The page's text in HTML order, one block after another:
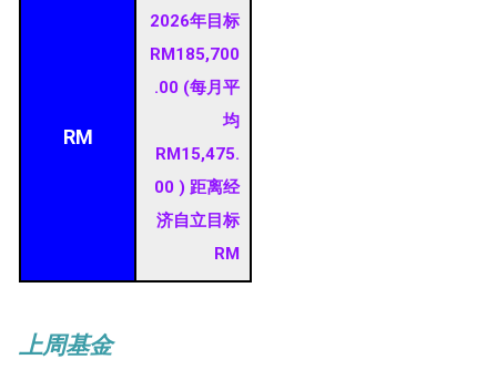
RM
2026年目标
RM185,700
.00 (每月平
均
RM15,475.
00 ) 距离经
济自立目标
RM
上周基金